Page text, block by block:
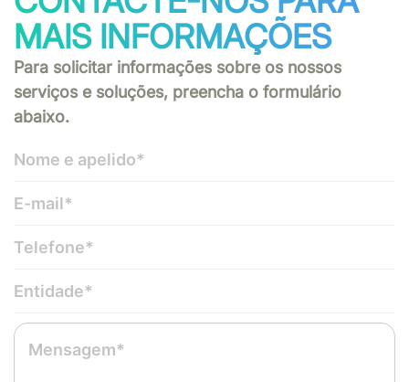
MAIS INFORMAÇÕES
Para solicitar informações sobre os nossos
serviços e soluções, preencha o formulário
abaixo.